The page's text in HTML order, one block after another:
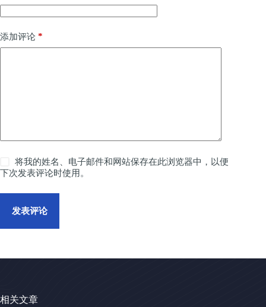
添加评论 *
将我的姓名、电子邮件和网站保存在此浏览器中，以便
下次发表评论时使用。
发表评论
相关文章